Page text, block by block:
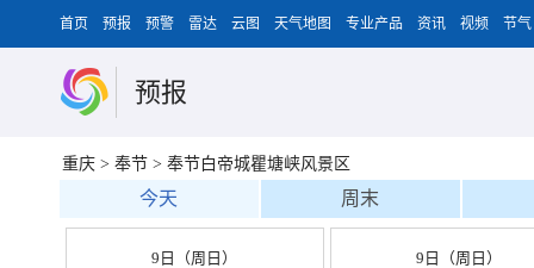
首页 预报 预警 雷达 云图 天气地图 专业产品 资讯 视频 节气
预报
重庆 > 奉节 > 奉节白帝城瞿塘峡风景区
今天 周末
9日（周日）
9日（周日）